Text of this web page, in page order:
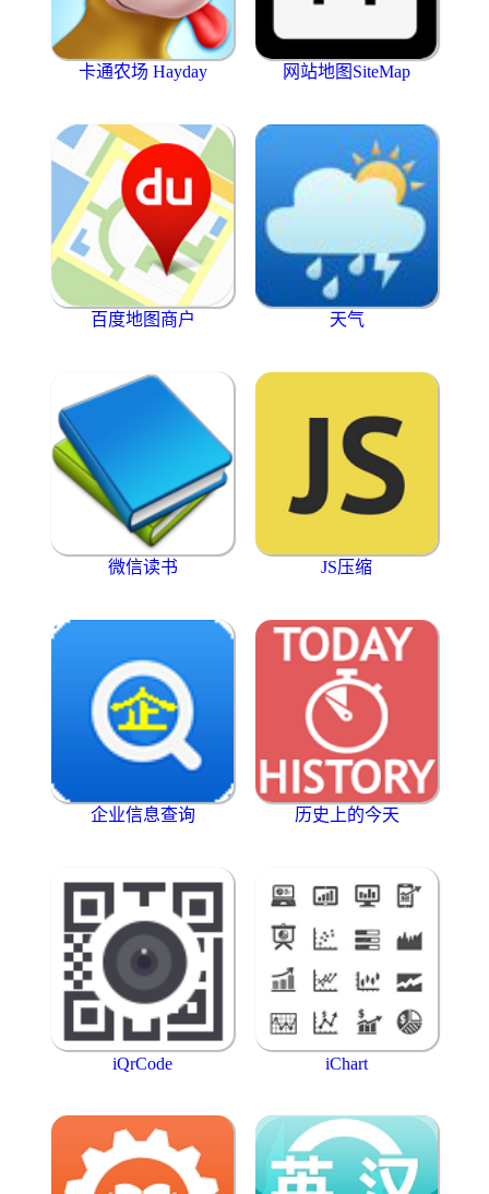
卡通农场 Hayday 网站地图SiteMap
百度地图商户 天气
微信读书 JS压缩
企业信息查询 历史上的今天
iQrCode iChart